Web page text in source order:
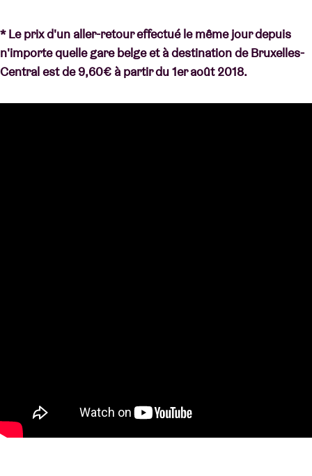
* Le prix d'un aller-retour effectué le même jour depuis
n'importe quelle gare belge et à destination de Bruxelles-
Central est de 9,60€ à partir du 1er août 2018.